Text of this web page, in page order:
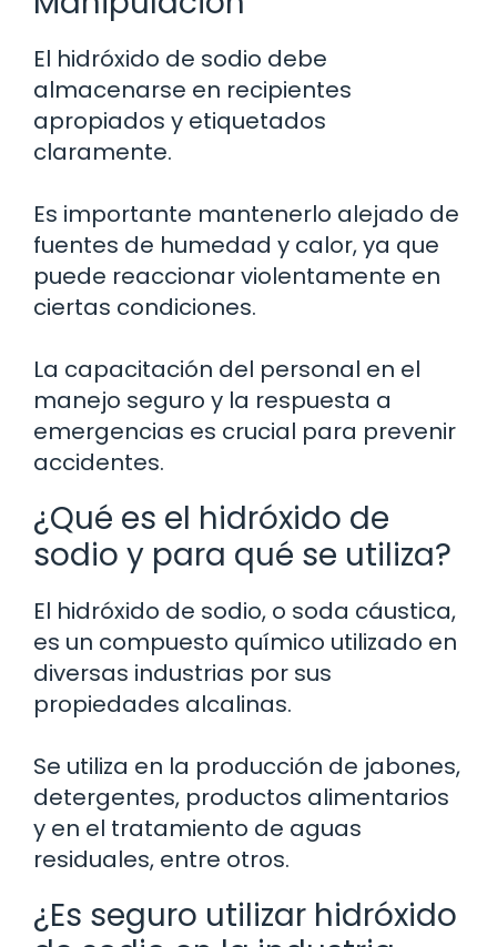
El hidróxido de sodio debe
almacenarse en recipientes
apropiados y etiquetados
claramente.
Es importante mantenerlo alejado de
fuentes de humedad y calor, ya que
puede reaccionar violentamente en
ciertas condiciones.
La capacitación del personal en el
manejo seguro y la respuesta a
emergencias es crucial para prevenir
accidentes.
¿Qué es el hidróxido de
sodio y para qué se utiliza?
El hidróxido de sodio, o soda cáustica,
es un compuesto químico utilizado en
diversas industrias por sus
propiedades alcalinas.
Se utiliza en la producción de jabones,
detergentes, productos alimentarios
y en el tratamiento de aguas
residuales, entre otros.
¿Es seguro utilizar hidróxido